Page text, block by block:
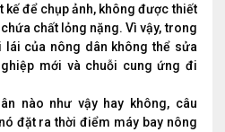
để chụp ảnh, không được thiết
chất lỏng nặng. Vì vậy, trong
lái của nông dân không thể sửa
mới và chuỗi cung ứng đi
nào như vậy hay không, câu
đặt ra thời điểm máy bay nông